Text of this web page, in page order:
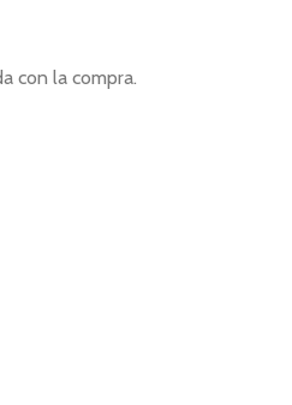
con la compra.